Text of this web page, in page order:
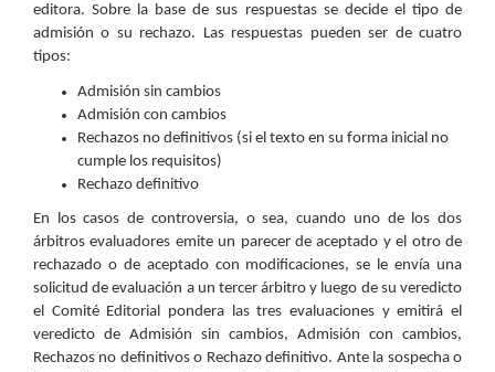
editora. Sobre la base de sus respuestas se decide el tipo de
admisión o su rechazo. Las respuestas pueden ser de cuatro
tipos:
Admisión sin cambios
Admisión con cambios
Rechazos no definitivos (si el texto en su forma inicial no
cumple los requisitos)
Rechazo definitivo
En los casos de controversia, o sea, cuando uno de los dos
árbitros evaluadores emite un parecer de aceptado y el otro de
rechazado o de aceptado con modificaciones, se le envía una
solicitud de evaluación a un tercer árbitro y luego de su veredicto
el Comité Editorial pondera las tres evaluaciones y emitirá el
veredicto de Admisión sin cambios, Admisión con cambios,
Rechazos no definitivos o Rechazo definitivo. Ante la sospecha o